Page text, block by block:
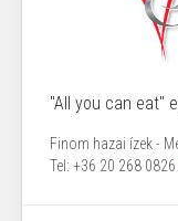
"All you can eat"
Finom hazai ízek -
Tel: +36 20 268 0826